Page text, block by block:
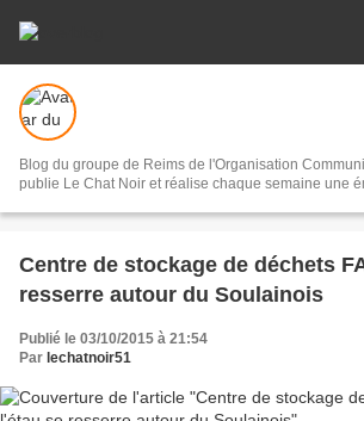
Blog du groupe de Reims de l'Organisation
publie Le Chat Noir et réalise chaque semaine une
Centre de stockage de déchets
resserre autour du Soulainois
Publié le 03/10/2015 à 21:54
Par lechatnoir51